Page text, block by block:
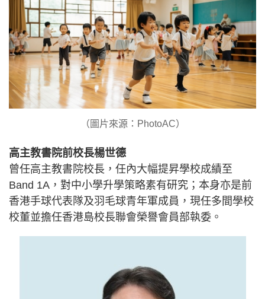
（圖片來源：PhotoAC）
高主教書院前校長楊世德
曾任高主教書院校長，任內大幅提昇學校成績至
Band 1A，對中小學升學策略素有研究；本身亦是前
香港手球代表隊及羽毛球青年軍成員，現任多間學校
校董並擔任香港島校長聯會榮譽會員部執委。